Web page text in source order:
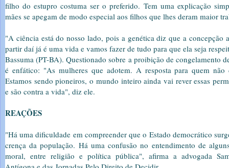
filho do estupro costuma ser o preferido. Tem uma explicação
mães se apegam de modo especial aos filhos que lhes deram maior
"A ciência está do nosso lado, pois a genética diz que a concepção
partir daí já é uma vida e vamos fazer de tudo para que ela seja
Bassuma (PT-BA). Questionado sobre a proibição de congelamento
é enfático: "As mulheres que adotem. A resposta para quem
Estamos sendo pioneiros, o mundo inteiro ainda vai rever essas
e são contra a vida", diz ele.
REAÇÕES
"Há uma dificuldade em compreender que o Estado democrático
crença da população. Há uma confusão no entendimento de
moral, entre religião e política pública", afirma a advogada